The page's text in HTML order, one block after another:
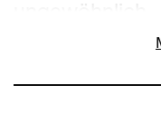
turbulente
unschlagbarer
und